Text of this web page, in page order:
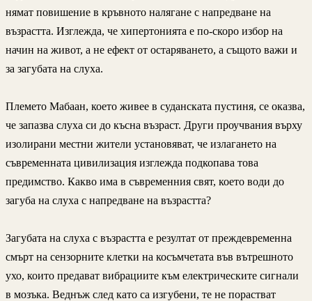
нямат повишение в кръвното налягане с напредване на
възрастта. Изглежда, че хипертонията е по-скоро избор на
начин на живот, а не ефект от остаряването, а същото важи и
за загубата на слуха.
Племето Мабаан, което живее в суданската пустиня, се оказва,
че запазва слуха си до късна възраст. Други проучвания върху
изолирани местни жители установяват, че излагането на
съвременната цивилизация изглежда подкопава това
предимство. Какво има в съвременния свят, което води до
загуба на слуха с напредване на възрастта?
Загубата на слуха с възрастта е резултат от преждевременна
смърт на сензорните клетки на косъмчетата във вътрешното
ухо, които предават вибрациите към електрическите сигнали
в мозъка. Веднъж след като са изгубени, те не порастват